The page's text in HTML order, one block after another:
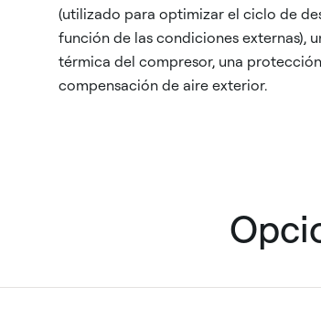
(utilizado para optimizar el ciclo de
función de las condiciones externas),
térmica del compresor, una
compensación de aire exterior.